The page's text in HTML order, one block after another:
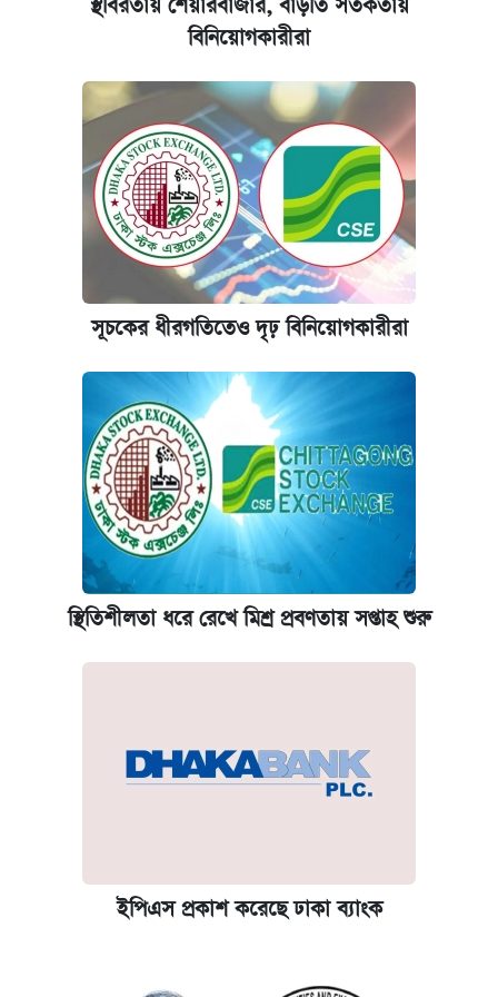
কেমব্রিজ বিশ্ববিদ্যালয়ের এমবিএ স্কলারশিপে
বিনিয়োগকারীরা
সূচকের ধীরগতিতেও দৃঢ় বিনিয়োগকারীরা
স্থিতিশীলতা ধরে রেখে মিশ্র প্রবণতায় সপ্তাহ শুরু
ইপিএস প্রকাশ করেছে ঢাকা ব্যাংক